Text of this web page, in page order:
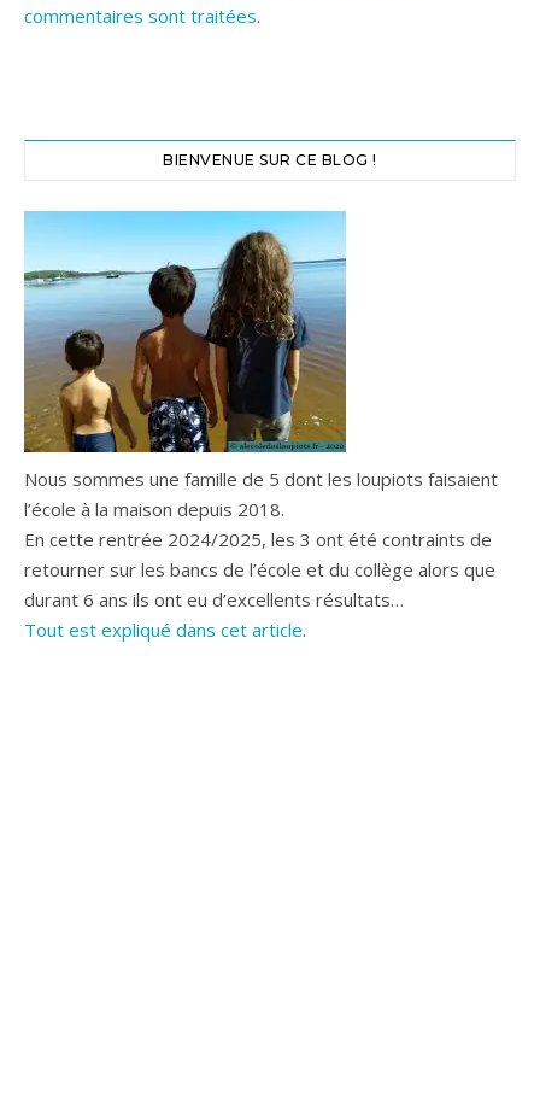
commentaires sont traitées.
BIENVENUE SUR CE BLOG !
Nous sommes une famille de 5 dont les loupiots faisaient
l’école à la maison depuis 2018.
En cette rentrée 2024/2025, les 3 ont été contraints de
retourner sur les bancs de l’école et du collège alors que
durant 6 ans ils ont eu d’excellents résultats…
Tout est expliqué dans cet article.